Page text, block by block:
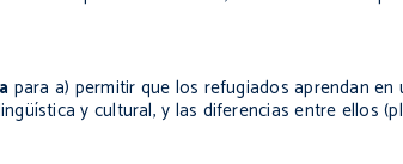
para a) permitir que los refugiados aprendan
y cultural, y las diferencias entre ellos